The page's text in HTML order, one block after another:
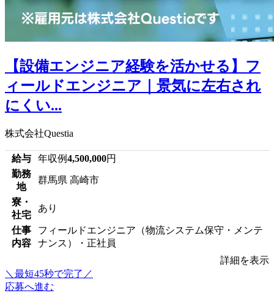
【設備エンジニア経験を活かせる】フ
ィールドエンジニア｜景気に左右され
にくい...
株式会社Questia
給与 年収例4,500,000円
勤務
地
群馬県 高崎市
寮・
社宅
あり
仕事
内容
フィールドエンジニア（物流システム保守・メンテ
ナンス）・正社員
詳細を表示
＼最短45秒で完了／
応募へ進む